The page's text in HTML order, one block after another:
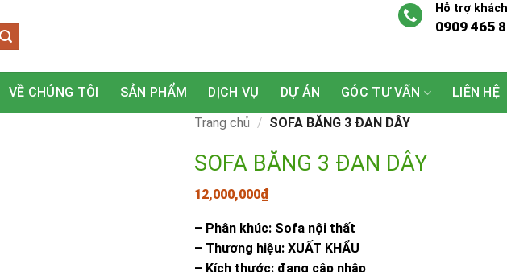
Hỗ trợ
0909 465
VỀ CHÚNG TÔI SẢN PHẨM DỊCH VỤ DỰ ÁN GÓC TƯ VẤN
LIÊN HỆ
Trang chủ / SOFA BĂNG 3 ĐAN DÂY
SOFA BĂNG 3 ĐAN DÂY
12,000,000₫
– Phân khúc: Sofa nội thất
– Thương hiệu: XUẤT KHẨU
– Kích thước: đang cập nhập